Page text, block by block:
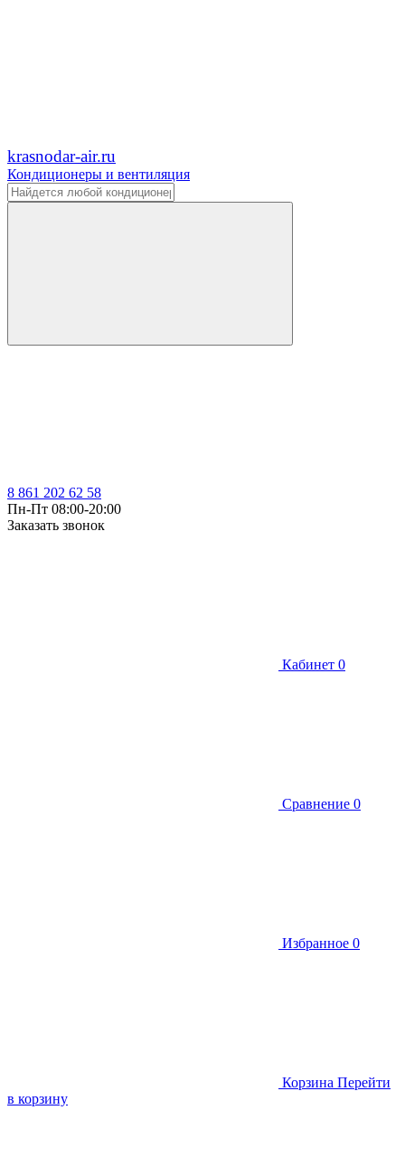
krasnodar-air.ru
Кондиционеры и вентиляция
8 861 202 62 58
Пн-Пт 08:00-20:00
Заказать звонок
Кабинет 0
Сравнение 0
Избранное 0
Корзина Перейти
в корзину